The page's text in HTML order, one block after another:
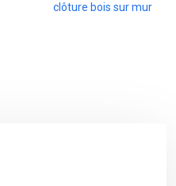
clôture bois sur mur